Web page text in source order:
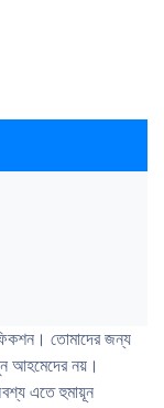
তােমাদের জন্য
আহমেদের নয়।
এতে হুমায়ূন